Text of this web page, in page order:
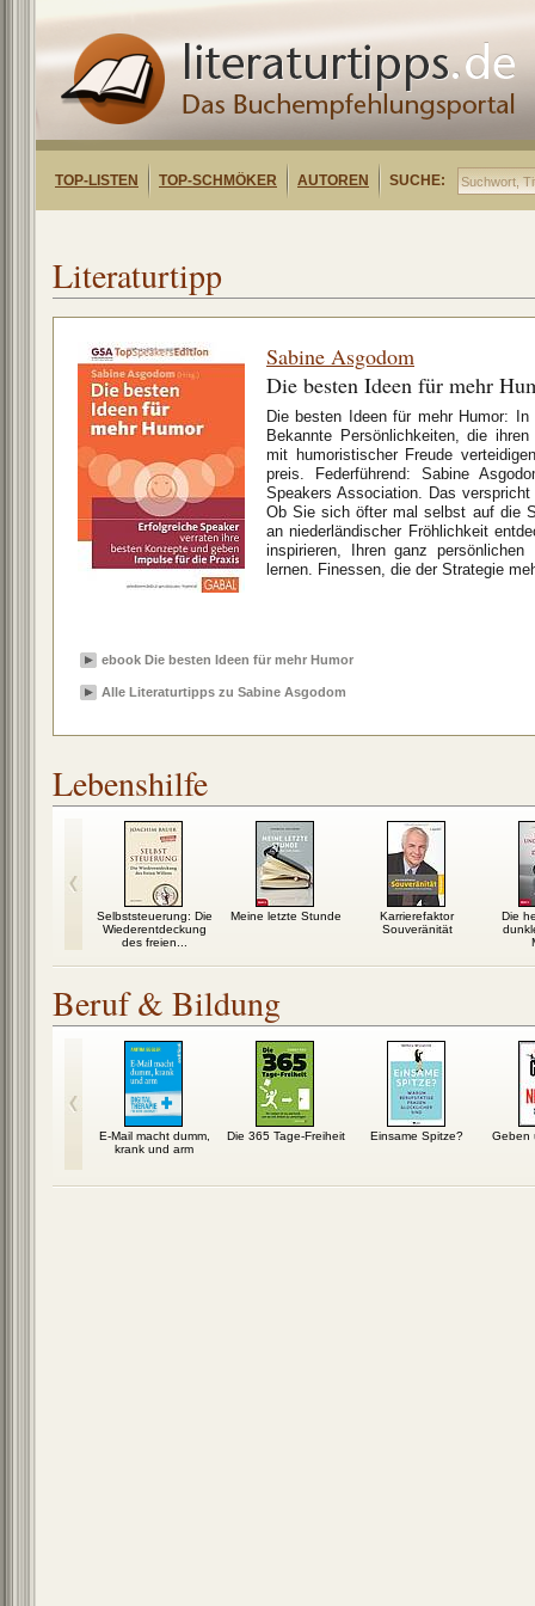
TOP-LISTEN TOP-SCHMÖKER AUTOREN SUCHE:
Literaturtipp
Sabine Asgodom
Die besten Ideen für mehr
Die besten Ideen für mehr Humor:
Bekannte Persönlichkeiten, die
mit humoristischer Freude
preis. Federführend: Sabine
Speakers Association. Das
Ob Sie sich öfter mal selbst auf die
an niederländischer Fröhlichkeit
inspirieren, Ihren ganz
lernen. Finessen, die der Strategie
ebook Die besten Ideen für mehr Humor
Alle Literaturtipps zu Sabine Asgodom
Lebenshilfe
Selbststeuerung: Die
Wiederentdeckung
des freien...
Meine letzte Stunde
Karrierefaktor
Souveränität
Die
Beruf & Bildung
E-Mail macht dumm,
krank und arm
Die 365 Tage-Freiheit Einsame Spitze? Geben